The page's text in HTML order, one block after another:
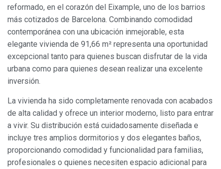
reformado, en el corazón del Eixample, uno de los barrios
más cotizados de Barcelona. Combinando comodidad
contemporánea con una ubicación inmejorable, esta
elegante vivienda de 91,66 m² representa una oportunidad
excepcional tanto para quienes buscan disfrutar de la vida
urbana como para quienes desean realizar una excelente
inversión.
La vivienda ha sido completamente renovada con acabados
de alta calidad y ofrece un interior moderno, listo para entrar
a vivir. Su distribución está cuidadosamente diseñada e
incluye tres amplios dormitorios y dos elegantes baños,
proporcionando comodidad y funcionalidad para familias,
profesionales o quienes necesiten espacio adicional para